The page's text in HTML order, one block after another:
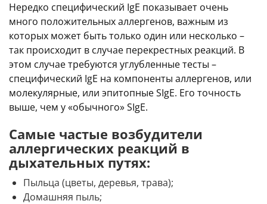
Нередко специфический IgE показывает очень
много положительных аллергенов, важным из
которых может быть только один или несколько –
так происходит в случае перекрестных реакций. В
этом случае требуются углубленные тесты –
специфический IgE на компоненты аллергенов, или
молекулярные, или эпитопные SIgE. Его точность
выше, чем у «обычного» SIgE.
Самые частые возбудители
аллергических реакций в
дыхательных путях:
Пыльца (цветы, деревья, трава);
Домашняя пыль;